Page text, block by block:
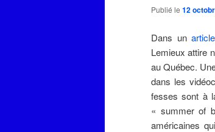
Publié le 12
Dans un
Lemieux attire
au Québec.
dans les
fesses sont à
« summer of
américaines